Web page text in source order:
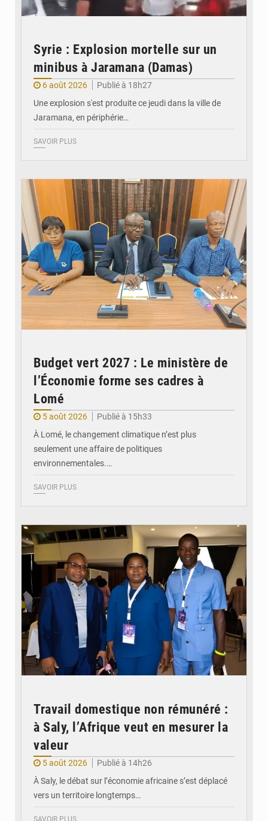
Syrie : Explosion mortelle sur un
minibus à Jaramana (Damas)
6 août 2026
Publié à 18h27
Une explosion s'est produite ce jeudi dans la ville de
Jaramana, en périphérie…
SAVOIR PLUS
Budget vert 2027 : Le ministère de
l’Économie forme ses cadres à
Lomé
5 août 2026
Publié à 15h33
À Lomé, le changement climatique n’est plus
seulement une affaire de politiques
environnementales.…
SAVOIR PLUS
Travail domestique non rémunéré :
à Saly, l’Afrique veut en mesurer la
valeur
5 août 2026
Publié à 14h26
À Saly, le débat sur l’économie africaine s’est déplacé
vers un territoire longtemps…